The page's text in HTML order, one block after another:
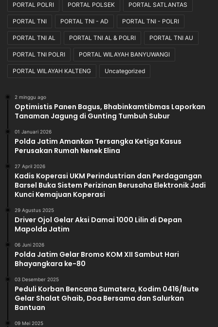
PORTAL POLRI PORTAL POLSEK PORTAL SATLANTAS
PORTAL TNI PORTAL TNI - AD PORTAL TNI - POLRI
PORTAL TNI AL PORTAL TNI AL & POLRI PORTAL TNI AU
PORTAL TNI POLRI PORTAL WILAYAH BANYUWANGI
PORTAL WILAYAH KALTENG Uncategorized
2 minggu ago
Optimistis Panen Bagus, Bhabinkamtibmas Laporkan
Tanaman Jagung di Gunting Tumbuh Subur
01 Januari 2026
Polda Jatim Amankan Tersangka Ketiga Kasus
Perusakan Rumah Nenek Elina
27 April 2026
Kadis Koperasi UKM Perindustrian dan Perdagangan
Barsel Buka Sistem Perizinan Berusaha Elektronik Jadi
Kunci Kemajuan Koperasi
29 Agustus 2025
Driver Ojol Gelar Aksi Damai 1000 Lilin di Depan
Mapolda Jatim
06 Juni 2026
Polda Jatim Gelar Bromo KOM XII Sambut Hari
Bhayangkara ke-80
03 Desember 2025
Peduli Korban Bencana Sumatera, Kodim 0416/Bute
Gelar Shalat Ghaib, Doa Bersama dan Salurkan
Bantuan
09 Mei 2025